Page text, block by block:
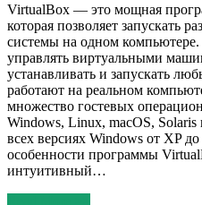
VirtualBox — это мощная
которая позволяет запускать
системы на одном
управлять виртуальными
устанавливать и запускать
работают на реальном
множество гостевых
Windows, Linux, macOS, Solaris
всех версиях Windows от XP
особенности программы
интуитивный…